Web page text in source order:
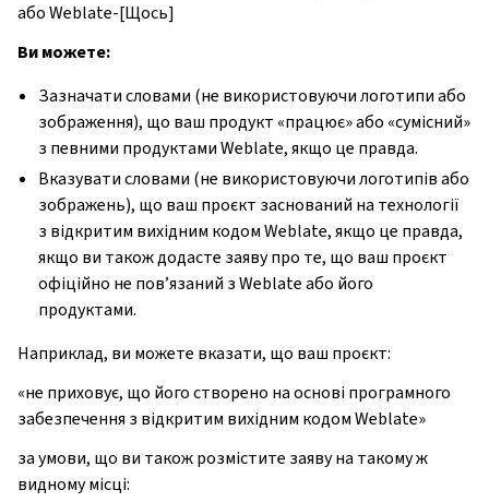
або Weblate-[Щось]
Ви можете:
Зазначати словами (не використовуючи логотипи або
зображення), що ваш продукт «працює» або «сумісний»
з певними продуктами Weblate, якщо це правда.
Вказувати словами (не використовуючи логотипів або
зображень), що ваш проєкт заснований на технології
з відкритим вихідним кодом Weblate, якщо це правда,
якщо ви також додасте заяву про те, що ваш проєкт
офіційно не пов’язаний з Weblate або його
продуктами.
Наприклад, ви можете вказати, що ваш проєкт:
«не приховує, що його створено на основі програмного
забезпечення з відкритим вихідним кодом Weblate»
за умови, що ви також розмістите заяву на такому ж
видному місці: